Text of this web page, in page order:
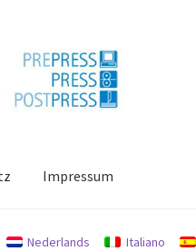
Impressum
Nederlands Italiano